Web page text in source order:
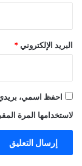
البريد الإلكتروني *
احفظ اسمي، بريدي
لاستخدامها المرة